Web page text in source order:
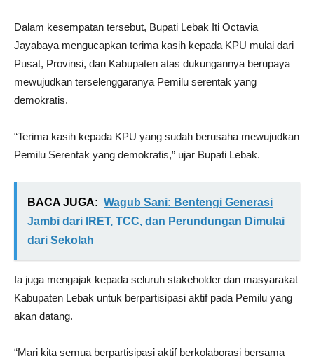
Dalam kesempatan tersebut, Bupati Lebak Iti Octavia
Jayabaya mengucapkan terima kasih kepada KPU mulai dari
Pusat, Provinsi, dan Kabupaten atas dukungannya berupaya
mewujudkan terselenggaranya Pemilu serentak yang
demokratis.
“Terima kasih kepada KPU yang sudah berusaha mewujudkan
Pemilu Serentak yang demokratis,” ujar Bupati Lebak.
BACA JUGA: Wagub Sani: Bentengi Generasi
Jambi dari IRET, TCC, dan Perundungan Dimulai
dari Sekolah
Ia juga mengajak kepada seluruh stakeholder dan masyarakat
Kabupaten Lebak untuk berpartisipasi aktif pada Pemilu yang
akan datang.
“Mari kita semua berpartisipasi aktif berkolaborasi bersama